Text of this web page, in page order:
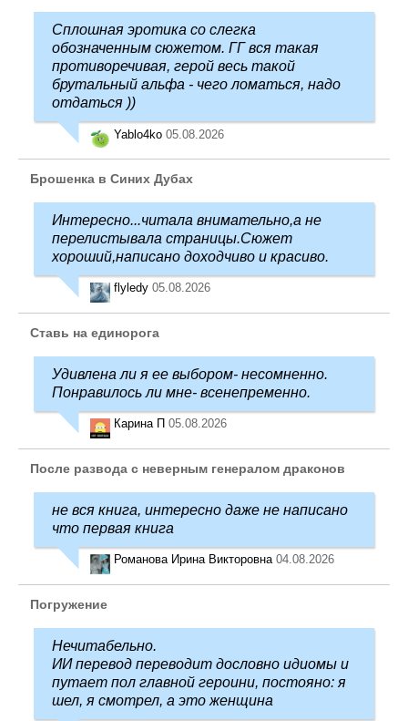
Сплошная эротика со слегка
обозначенным сюжетом. ГГ вся такая
противоречивая, герой весь такой
брутальный альфа - чего ломаться, надо
отдаться ))
Yablo4ko 05.08.2026
Брошенка в Синих Дубах
Интересно...читала внимательно,а не
перелистывала страницы.Сюжет
хороший,написано доходчиво и красиво.
flyledy 05.08.2026
Ставь на единорога
Удивлена ли я ее выбором- несомненно.
Понравилось ли мне- всенепременно.
Карина П 05.08.2026
После развода с неверным генералом драконов
не вся книга, интересно даже не написано
что первая книга
Романова Ирина Викторовна 04.08.2026
Погружение
Нечитабельно.
ИИ перевод переводит дословно идиомы и
путает пол главной героини, постояно: я
шел, я смотрел, а это женщина